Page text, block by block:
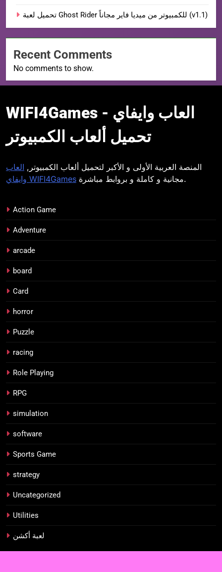
تحميل لعبة Ghost Rider للكمبيوتر من ميديا فاير مجاناً (v1.1)
Recent Comments
No comments to show.
WIFI4Games العاب
وايفايWIFI4Games العاب وايفاي -
تحميل ألعاب الكمبيوتر
المنصة العربية الأولى و الأكبر لتحميل ألعاب الكمبيوتر, العاب
وايفاي WIFI4Games
مجانية و كاملة و بروابط مباشرة.
Action Game
Adventure
arcade
board
Card
horror
Puzzle
racing
Role Playing
RPG
simulation
software
Sports Game
strategy
Uncategorized
Utilities
لعبة أكشن